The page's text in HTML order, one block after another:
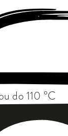
do 110 °C